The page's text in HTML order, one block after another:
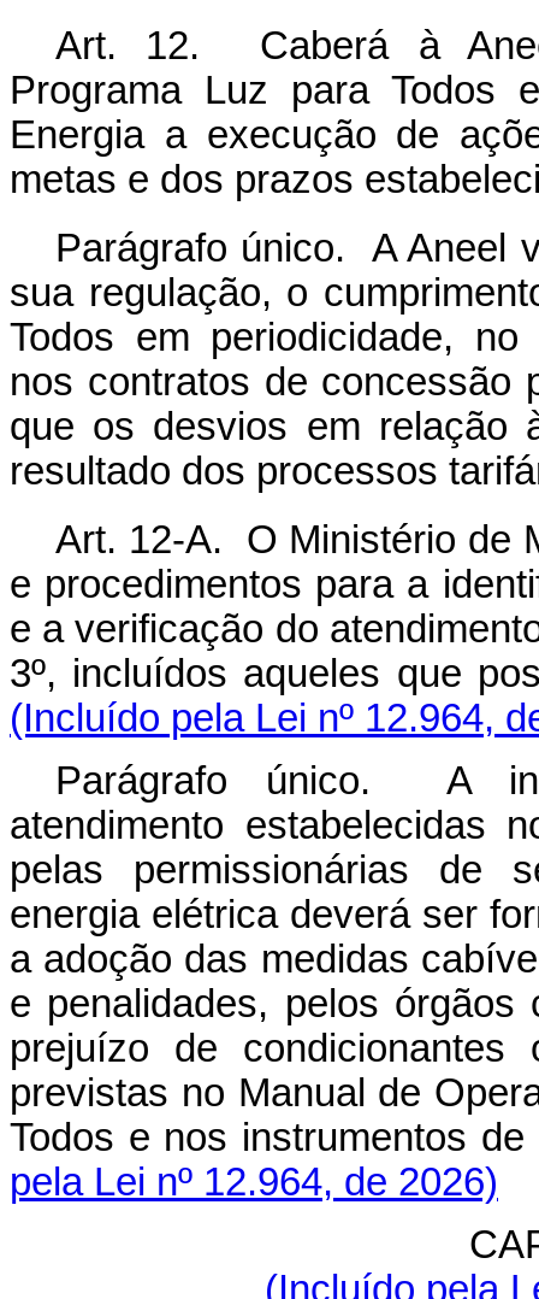
Art. 12. Caberá à
Programa Luz para Todos
Energia a execução de
metas e dos prazos
Parágrafo único. A Aneel
sua regulação, o
Todos em periodicidade,
nos contratos de concessão
que os desvios em relação
resultado dos processos
Art. 12-A. O Ministério de
e procedimentos para a
e a verificação do
3º, incluídos aqueles que
(Incluído pela Lei nº 12.964,
Parágrafo único. A
atendimento estabelecidas
pelas permissionárias de
energia elétrica deverá ser
a adoção das medidas
e penalidades, pelos órgãos
prejuízo de condicionantes
previstas no Manual de
Todos e nos instrumentos
pela Lei nº 12.964, de 2026)
(Incluído pela